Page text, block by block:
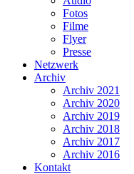
Fotos
Filme
Flyer
Presse
Netzwerk
Archiv
Archiv 2021
Archiv 2020
Archiv 2019
Archiv 2018
Archiv 2017
Archiv 2016
Kontakt